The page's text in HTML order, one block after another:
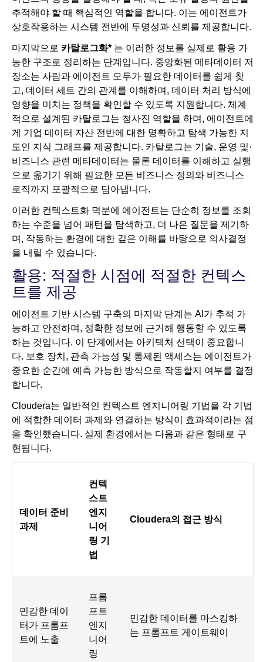
추적해야 할 때 핵심적인 역할을 합니다. 이는 에이전트가
상호작용하는 시스템 전반에 투명성과 신뢰를 제공합니다.
마지막으로 카탈로그화* 는 이러한 정보를 실제로 활용 가
능한 구조로 정리하는 단계입니다. 중앙화된 메타데이터 저
장소는 사람과 에이전트 모두가 필요한 데이터를 쉽게 찾
고, 데이터 세트 간의 관계를 이해하며, 데이터 처리 방식에
영향을 미치는 정책을 확인할 수 있도록 지원합니다. 체계
적으로 설계된 카탈로그는 청사진 역할을 하며, 에이전트에
게 기업 데이터 자산 전반에 대한 명확하고 탐색 가능한 지
도인 지식 그래프를 제공합니다. 카탈로그는 기술, 운영 및·
비즈니스 관련 메타데이터는 물론 데이터를 이해하고 실행
으로 옮기기 위해 필요한 모든 비즈니스 정의와 비즈니스
로직까지 포괄적으로 담아냅니다.
이러한 컨텍스트화 덕분에 에이전트는 단순히 정보를 조회
하는 수준을 넘어 패턴을 탐색하고, 더 나은 질문을 제기하
며, 작동하는 환경에 대한 깊은 이해를 바탕으로 의사결정
을 내릴 수 있습니다.
활용: 적절한 시점에 적절한 컨텍스
트를 제공
에이전트 기반 시스템 구축의 마지막 단계는 AI가 추적 가
능하고 안전하며, 정확한 정보에 근거해 행동할 수 있도록
하는 것입니다. 이 단계에서는 아키텍처 선택이 중요합니
다. 보호 장치, 관측 가능성 및 통제된 액세스는 에이전트가
중요한 순간에 예측 가능한 방식으로 작동할지 여부를 결정
합니다.
Cloudera는 일반적인 컨텍스트 엔지니어링 기법을 각 기법
에 적합한 데이터 과제와 연결하는 방식이 효과적이라는 점
을 확인했습니다. 실제 환경에서는 다음과 같은 형태로 구
현됩니다.
데이터 준비
과제
컨텍
스트
엔지
니어
링 기
법
Cloudera의 접근 방식
민감한 데이
터가 프롬프
트에 노출
프롬
프트
엔지
니어
링
민감한 데이터를 마스킹하
는 프롬프트 게이트웨이